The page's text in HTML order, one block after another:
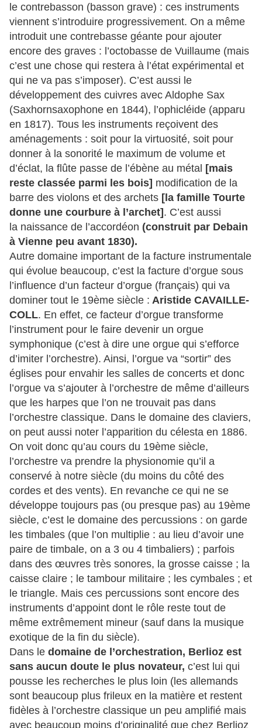
le contrebasson (basson grave) : ces instruments
viennent s’introduire progressivement. On a même
introduit une contrebasse géante pour ajouter
encore des graves : l’octobasse de Vuillaume (mais
c’est une chose qui restera à l’état expérimental et
qui ne va pas s’imposer). C’est aussi le
développement des cuivres avec Aldophe Sax
(Saxhornsaxophone en 1844), l’ophicléide (apparu
en 1817). Tous les instruments reçoivent des
aménagements : soit pour la virtuosité, soit pour
donner à la sonorité le maximum de volume et
d’éclat, la flûte passe de l’ébène au métal [mais
reste classée parmi les bois] modification de la
barre des violons et des archets [la famille Tourte
donne une courbure à l’archet]. C’est aussi
la naissance de l’accordéon (construit par Debain
à Vienne peu avant 1830).
Autre domaine important de la facture instrumentale
qui évolue beaucoup, c’est la facture d’orgue sous
l’influence d’un facteur d’orgue (français) qui va
dominer tout le 19ème siècle : Aristide CAVAILLE-
COLL. En effet, ce facteur d’orgue transforme
l’instrument pour le faire devenir un orgue
symphonique (c’est à dire une orgue qui s’efforce
d’imiter l’orchestre). Ainsi, l’orgue va “sortir” des
églises pour envahir les salles de concerts et donc
l’orgue va s’ajouter à l’orchestre de même d’ailleurs
que les harpes que l’on ne trouvait pas dans
l’orchestre classique. Dans le domaine des claviers,
on peut aussi noter l’apparition du célesta en 1886.
On voit donc qu’au cours du 19ème siècle,
l’orchestre va prendre la physionomie qu’il a
conservé à notre siècle (du moins du côté des
cordes et des vents). En revanche ce qui ne se
développe toujours pas (ou presque pas) au 19ème
siècle, c’est le domaine des percussions : on garde
les timbales (que l’on multiplie : au lieu d’avoir une
paire de timbale, on a 3 ou 4 timbaliers) ; parfois
dans des œuvres très sonores, la grosse caisse ; la
caisse claire ; le tambour militaire ; les cymbales ; et
le triangle. Mais ces percussions sont encore des
instruments d’appoint dont le rôle reste tout de
même extrêmement mineur (sauf dans la musique
exotique de la fin du siècle).
Dans le domaine de l’orchestration, Berlioz est
sans aucun doute le plus novateur, c’est lui qui
pousse les recherches le plus loin (les allemands
sont beaucoup plus frileux en la matière et restent
fidèles à l’orchestre classique un peu amplifié mais
avec beaucoup moins d’originalité que chez Berlioz